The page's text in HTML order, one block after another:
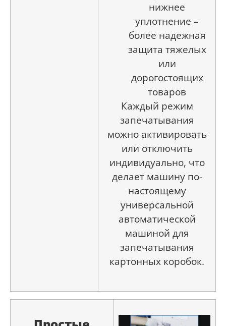
нижнее
уплотнение –
более надежная
защита тяжелых
или
дорогостоящих
товаров
Каждый режим
запечатывания
можно активировать
или отключить
индивидуально, что
делает машину по-
настоящему
универсальной
автоматической
машиной для
запечатывания
картонных коробок.